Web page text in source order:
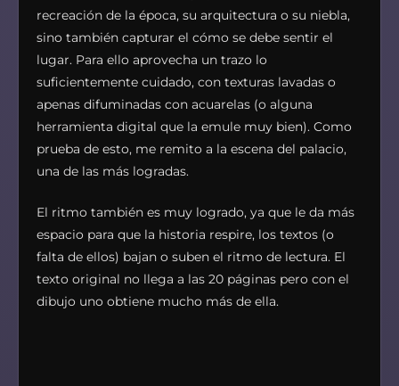
recreación de la época, su arquitectura o su niebla,
sino también capturar el cómo se debe sentir el
lugar. Para ello aprovecha un trazo lo
suficientemente cuidado, con texturas lavadas o
apenas difuminadas con acuarelas (o alguna
herramienta digital que la emule muy bien). Como
prueba de esto, me remito a la escena del palacio,
una de las más logradas.
El ritmo también es muy logrado, ya que le da más
espacio para que la historia respire, los textos (o
falta de ellos) bajan o suben el ritmo de lectura. El
texto original no llega a las 20 páginas pero con el
dibujo uno obtiene mucho más de ella.